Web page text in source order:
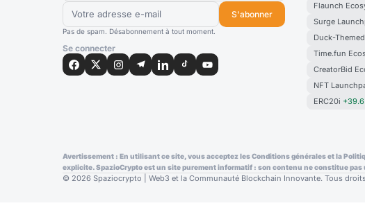
S'abonner
Pas de spam. Désabonnement à tout moment.
Se connecter
Flaunch
Surge
Duck-Themed
Time.fun
CreatorBid
NFT
ERC20i
Avertissement : En utilisant ce site, vous acceptez les Conditions générales et la
explicite. SpazioCrypto est un site purement informatif : son contenu ne constitue
© 2026 Spaziocrypto | Web3 et la Communauté Blockchain Innovante. Tous